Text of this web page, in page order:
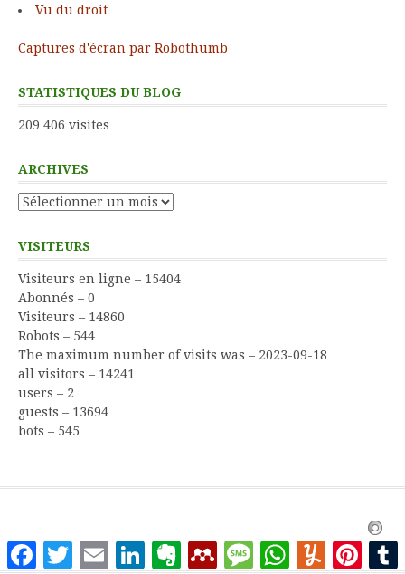
Vu du droit
Captures d'écran par Robothumb
STATISTIQUES DU BLOG
209 406 visites
ARCHIVES
Archives
VISITEURS
Visiteurs en ligne – 15404
Abonnés – 0
Visiteurs – 14860
Robots – 544
The maximum number of visits was – 2023-09-18
all visitors – 14241
users – 2
guests – 13694
bots – 545
FacebookTwitterEmail LinkedInEvernoteMendeleyMessageWhatsAppYummly